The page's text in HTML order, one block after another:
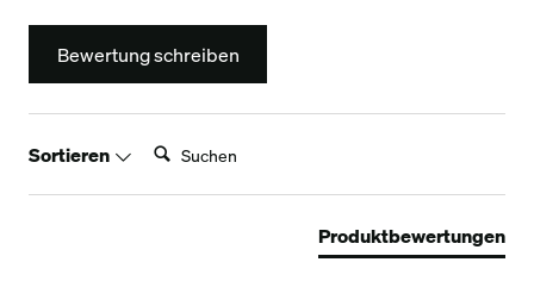
Bewertung schreiben
Sortieren Suchen:
Produktbewertungen